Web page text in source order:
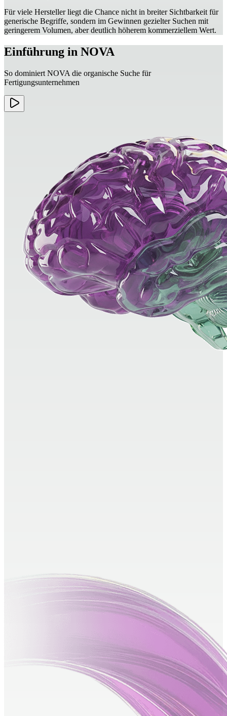
Für viele Hersteller liegt die Chance nicht in breiter Sichtbarkeit für
generische Begriffe, sondern im Gewinnen gezielter Suchen mit
geringerem Volumen, aber deutlich höherem kommerziellem Wert.
Einführung in NOVA
So dominiert NOVA die organische Suche für
Fertigungsunternehmen